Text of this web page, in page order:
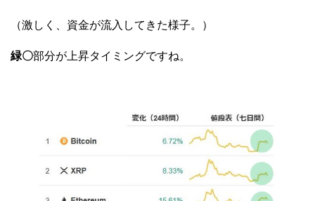
（激しく、資金が流入してきた様子。）
緑〇部分が上昇タイミングですね。